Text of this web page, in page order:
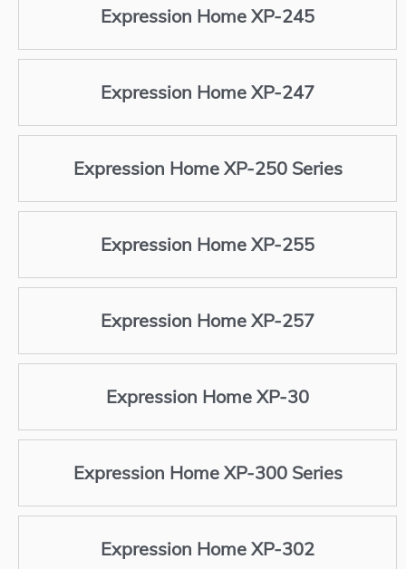
Expression Home XP-245
Expression Home XP-247
Expression Home XP-250 Series
Expression Home XP-255
Expression Home XP-257
Expression Home XP-30
Expression Home XP-300 Series
Expression Home XP-302